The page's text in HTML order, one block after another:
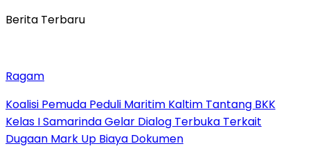
Berita Terbaru
Ragam
Koalisi Pemuda Peduli Maritim Kaltim Tantang BKK
Kelas I Samarinda Gelar Dialog Terbuka Terkait
Dugaan Mark Up Biaya Dokumen